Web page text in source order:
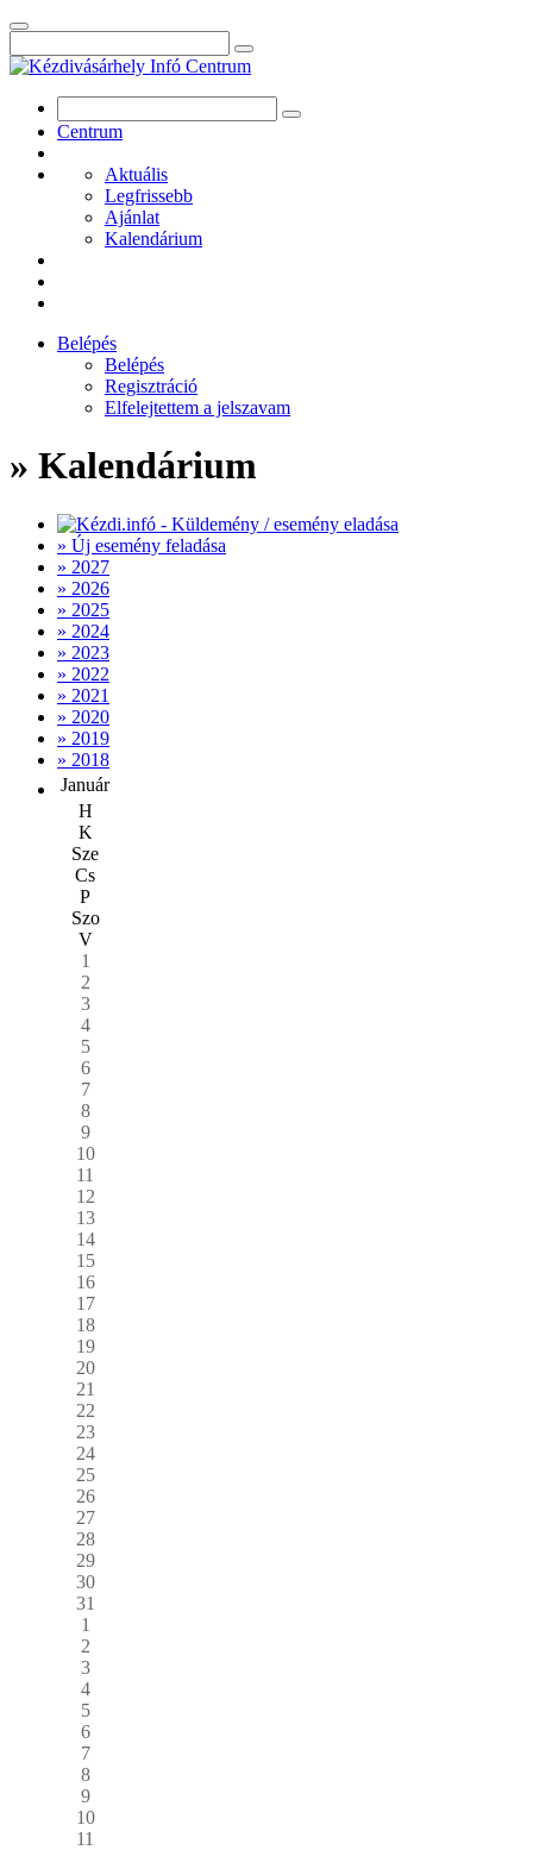
Centrum
Aktuális
Legfrissebb
Ajánlat
Kalendárium
Belépés
Belépés
Regisztráció
Elfelejtettem a jelszavam
» Kalendárium
» Új esemény feladása
» 2027
» 2026
» 2025
» 2024
» 2023
» 2022
» 2021
» 2020
» 2019
» 2018
Január
H
K
Sze
Cs
P
Szo
V
1
2
3
4
5
6
7
8
9
10
11
12
13
14
15
16
17
18
19
20
21
22
23
24
25
26
27
28
29
30
31
1
2
3
4
5
6
7
8
9
10
11